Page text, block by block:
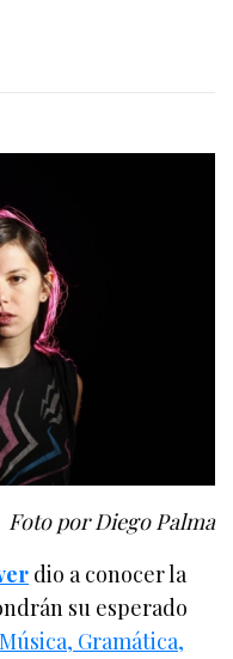
Foto por Diego Palma
dio a conocer la
su esperado
Gramática,